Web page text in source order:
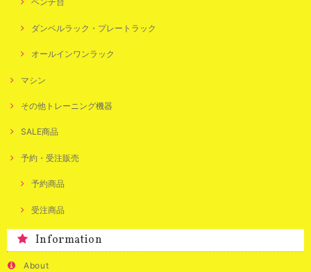
ダンベルラック・プレートラック
オールインワンラック
マシン
その他トレーニング機器
SALE商品
予約・受注販売
予約商品
受注商品
Information
About